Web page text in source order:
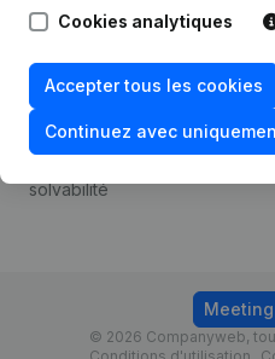
Cookies analytiques
Accepter tous les cookies
Continuez avec
Consulter des comptes
Recherche de numéro de
TVA
solvabilité
© 2026 Companyweb,